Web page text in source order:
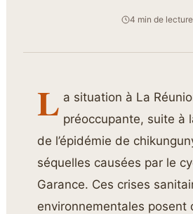
4 min de lecture
L a situation à La
préoccupante, suite à
de l’épidémie de
séquelles causées par le
Garance. Ces crises
environnementales posent